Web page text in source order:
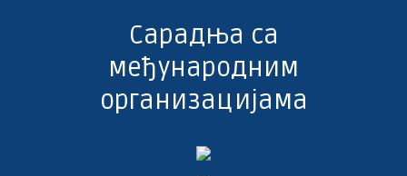
Сарадња са
међународним
организацијама